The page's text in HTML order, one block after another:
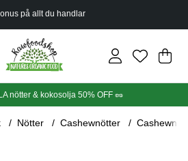
på allt du handlar
Din
.
nötter & kokosolja 50% OFF 🥜
Nötter Cashewnötter